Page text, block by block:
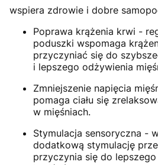
wspiera zdrowie i dobre
Poprawa krążenia krwi -
poduszki wspomaga
przyczyniać się do
i lepszego odżywienia
Zmniejszenie napięcia
pomaga ciału się
w mięśniach.
Stymulacja sensoryczna -
dodatkową stymulację
przyczynia się do